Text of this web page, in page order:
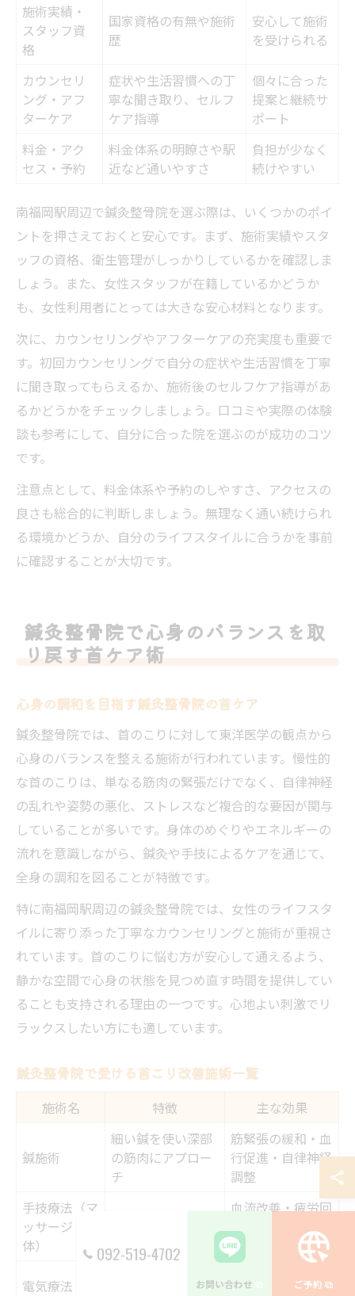
施術実績・
スタッフ資
格
国家資格の有無や施術
歴
安心して施術
を受けられる
カウンセリ
ング・アフ
ターケア
症状や生活習慣への丁
寧な聞き取り、セルフ
ケア指導
個々に合った
提案と継続サ
ポート
料金・アク
セス・予約
料金体系の明瞭さや駅
近など通いやすさ
負担が少なく
続けやすい
南福岡駅周辺で鍼灸整骨院を選ぶ際は、いくつかのポイ
ントを押さえておくと安心です。まず、施術実績やスタ
ッフの資格、衛生管理がしっかりしているかを確認しま
しょう。また、女性スタッフが在籍しているかどうか
も、女性利用者にとっては大きな安心材料となります。
次に、カウンセリングやアフターケアの充実度も重要で
す。初回カウンセリングで自分の症状や生活習慣を丁寧
に聞き取ってもらえるか、施術後のセルフケア指導があ
るかどうかをチェックしましょう。口コミや実際の体験
談も参考にして、自分に合った院を選ぶのが成功のコツ
です。
注意点として、料金体系や予約のしやすさ、アクセスの
良さも総合的に判断しましょう。無理なく通い続けられ
る環境かどうか、自分のライフスタイルに合うかを事前
に確認することが大切です。
鍼灸整骨院で心身のバランスを取
り戻す首ケア術
心身の調和を目指す鍼灸整骨院の首ケア
鍼灸整骨院では、首のこりに対して東洋医学の観点から
心身のバランスを整える施術が行われています。慢性的
な首のこりは、単なる筋肉の緊張だけでなく、自律神経
の乱れや姿勢の悪化、ストレスなど複合的な要因が関与
していることが多いです。身体のめぐりやエネルギーの
流れを意識しながら、鍼灸や手技によるケアを通じて、
全身の調和を図ることが特徴です。
特に南福岡駅周辺の鍼灸整骨院では、女性のライフスタ
イルに寄り添った丁寧なカウンセリングと施術が重視さ
れています。首のこりに悩む方が安心して通えるよう、
静かな空間で心身の状態を見つめ直す時間を提供してい
ることも支持される理由の一つです。心地よい刺激でリ
ラックスしたい方にも適しています。
鍼灸整骨院で受ける首こり改善施術一覧
施術名 特徴 主な効果
鍼施術
細い鍼を使い深部
の筋肉にアプロー
チ
筋緊張の緩和・血
行促進・自律神経
調整
手技療法（マ
ッサージ・整
体）
血流改善・疲労回
ョン
電気療法・温
微弱電流や温熱を
痛みの緩和・血行
092-519-4702
お問い合わせ ご予約